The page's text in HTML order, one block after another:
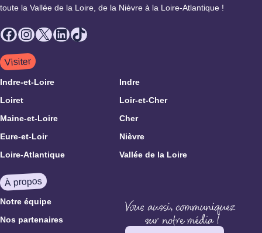
toute la Vallée de la Loire, de la Nièvre à la Loire-Atlantique !
Facebook
Instagram
X LinkedIn
TikTok
Visiter
Indre-et-Loire
Indre
Loiret
Loir-et-Cher
Maine-et-Loire
Cher
Eure-et-Loir
Nièvre
Loire-Atlantique
Vallée de la Loire
À propos
Notre équipe
Nos partenaires